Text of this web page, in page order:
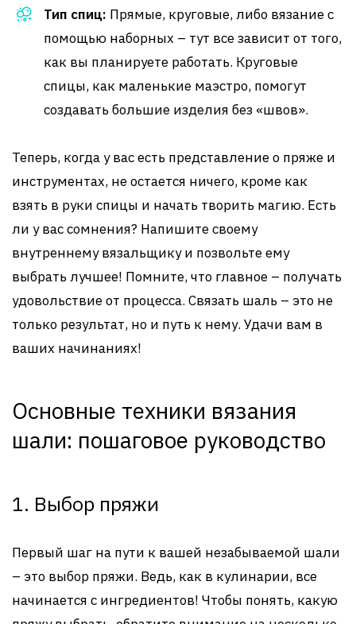
Тип спиц: Прямые, круговые, либо вязание с
помощью наборных – тут все зависит от того,
как вы планируете работать. Круговые
спицы, как маленькие маэстро, помогут
создавать большие изделия без «швов».
Теперь, когда у вас есть представление о пряже и
инструментах, не остается ничего, кроме как
взять в руки спицы и начать творить магию. Есть
ли у вас сомнения? Напишите своему
внутреннему вязальщику и позвольте ему
выбрать лучшее! Помните, что главное – получать
удовольствие от процесса. Связать шаль – это не
только результат, но и путь к нему. Удачи вам в
ваших начинаниях!
Основные техники вязания
шали: пошаговое руководство
1. Выбор пряжи
Первый шаг на пути к вашей незабываемой шали
– это выбор пряжи. Ведь, как в кулинарии, все
начинается с ингредиентов! Чтобы понять, какую